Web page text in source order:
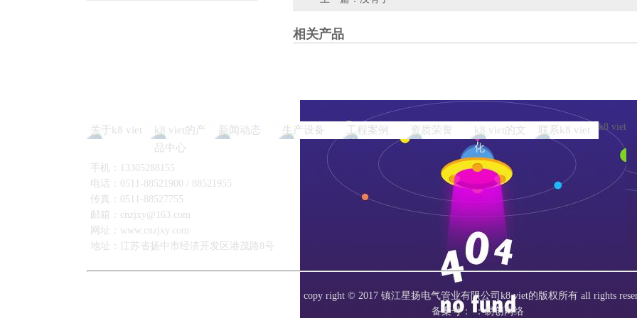
相关产品
k8 viet
关于k8 viet
k8 viet的产
品中心
新闻动态 生产设备 工程案例 资质荣誉
k8 viet的文
化
联系k8 viet
手机：13305288155
电话：0511-88521900 / 88521955
传真：0511-88527755
邮箱： cnzjxy@163.com
网址：www.cnzjxy.com
地址：江苏省扬中市经济开发区港茂路8号
copy right © 2017 镇江星扬电气管业有限公司k8 viet的版权所有 all rights
备案号： ：易创网络